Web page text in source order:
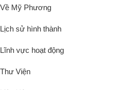
Về Mỹ Phương
Lịch sử hình thành
Lĩnh vực hoạt động
Thư Viện